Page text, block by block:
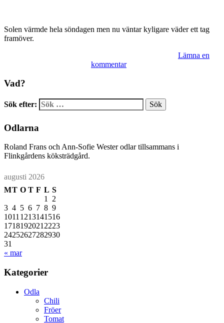
Solen värmde hela söndagen men nu väntar kyligare väder ett tag
framöver.
Lämna en
kommentar
Vad?
Sök efter:
Odlarna
Roland Frans och Ann-Sofie Wester odlar tillsammans i
Flinkgårdens köksträdgård.
augusti 2026
MT O T F L S
1 2
3 4 5 6 7 8 9
10111213141516
17181920212223
24252627282930
31
« mar
Kategorier
Odla
Chili
Fröer
Tomat